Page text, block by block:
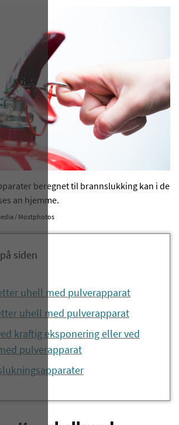
beregnet til brannslukking kan i de
an hjemme.
/ Mostphotos
siden
uhell med pulverapparat
uhell med pulverapparat
kraftig eksponering eller ved
pulverapparat